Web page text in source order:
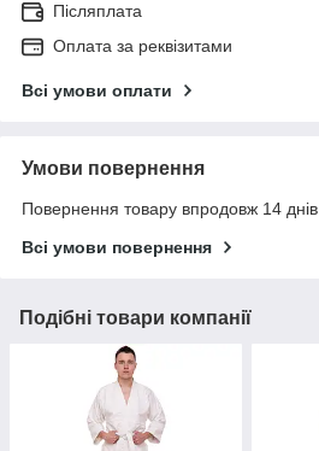
Післяплата
Оплата за реквізитами
Всі умови оплати
Умови повернення
Повернення товару впродовж 14
Всі умови повернення
Подібні товари компанії